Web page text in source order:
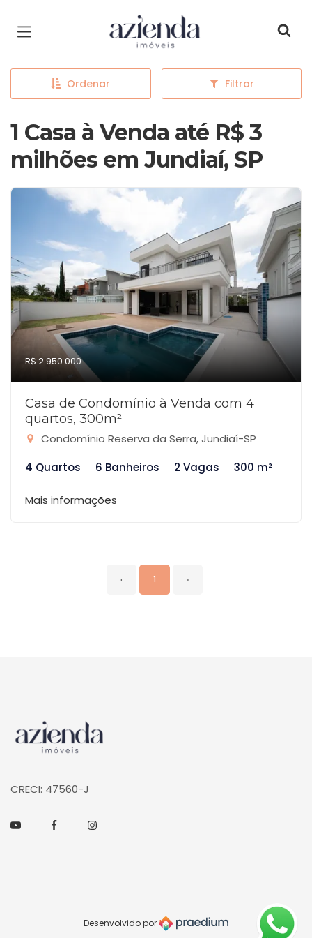
Página inicial
Ordenar Filtrar
1 Casa à Venda até R$ 3
milhões em Jundiaí, SP
R$ 2.950.000
Casa de Condomínio à Venda com 4
quartos, 300m²
Condomínio Reserva da Serra, Jundiaí-SP
4 Quartos
6 Banheiros 2 Vagas 300 m²
Mais informações
‹ 1 ›
Página inicial
CRECI: 47560-J
YoutubeFacebookInstagram
Desenvolvido por